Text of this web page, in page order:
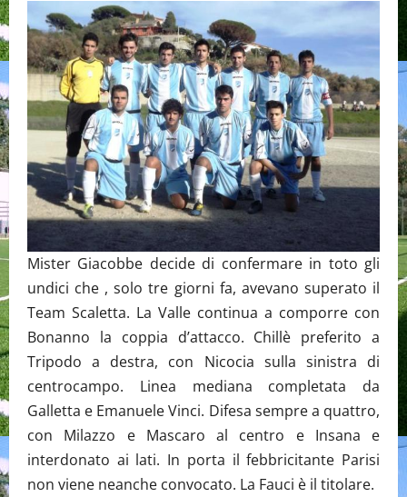
Mister Giacobbe decide di confermare in toto gli
undici che , solo tre giorni fa, avevano superato il
Team Scaletta. La Valle continua a comporre con
Bonanno la coppia d’attacco. Chillè preferito a
Tripodo a destra, con Nicocia sulla sinistra di
centrocampo. Linea mediana completata da
Galletta e Emanuele Vinci. Difesa sempre a quattro,
con Milazzo e Mascaro al centro e Insana e
interdonato ai lati. In porta il febbricitante Parisi
non viene neanche convocato. La Fauci è il titolare.